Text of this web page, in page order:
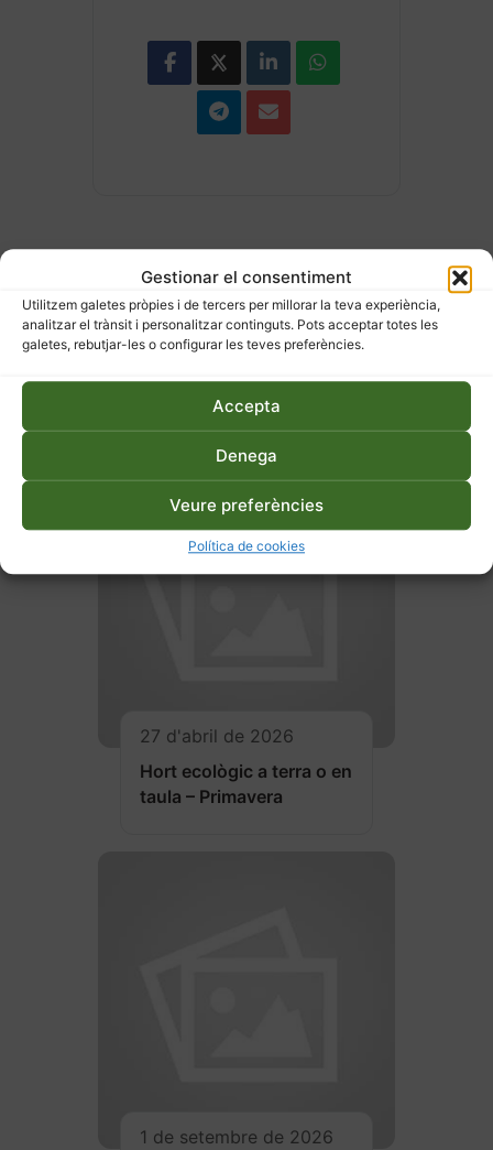
Gestionar el consentiment
Utilitzem galetes pròpies i de tercers per millorar la teva experiència,
analitzar el trànsit i personalitzar continguts. Pots acceptar totes les
galetes, rebutjar-les o configurar les teves preferències.
Accepta
Denega
Veure preferències
Política de cookies
ESDEVENIMENTS
RELACIONATS
27 d'abril de 2026
Hort ecològic a terra o en
taula – Primavera
1 de setembre de 2026